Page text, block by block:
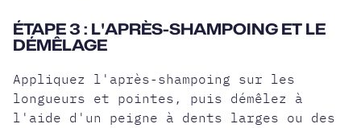
ÉTAPE 3 : L'APRÈS-SHAMPOING ET LE
DÉMÊLAGE
Appliquez l'après-shampoing sur les
longueurs et pointes, puis démêlez à
l'aide d'un peigne à dents larges ou des